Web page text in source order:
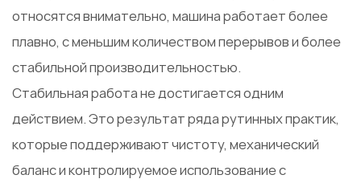
относятся внимательно, машина работает более
плавно, с меньшим количеством перерывов и более
стабильной производительностью.
Стабильная работа не достигается одним
действием. Это результат ряда рутинных практик,
которые поддерживают чистоту, механический
баланс и контролируемое использование с